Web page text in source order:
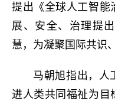
提出《全球人工智能
展、安全、治理提
慧，为凝聚国际共识
马朝旭指出，人
进人类共同福祉为目